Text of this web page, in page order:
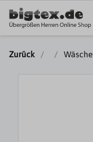
Zurück Wäsche